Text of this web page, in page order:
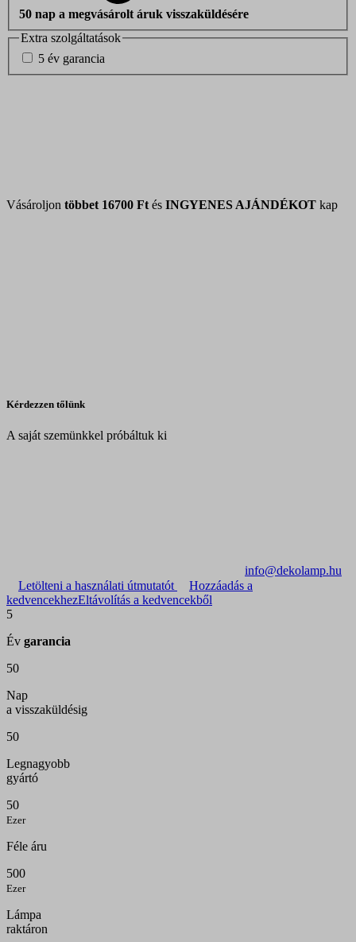
50 nap a megvásárolt áruk visszaküldésére
Extra szolgáltatások
5 év garancia
Vásároljon többet 16700 Ft és INGYENES AJÁNDÉKOT kap
Kérdezzen tőlünk
A saját szemünkkel próbáltuk ki
info@dekolamp.hu
Letölteni a használati útmutatót
Hozzáadás a
kedvencekhezEltávolítás a kedvencekből
5
Év garancia
50
Nap
a visszaküldésig
50
Legnagyobb
gyártó
50
Ezer
Féle áru
500
Ezer
Lámpa
raktáron